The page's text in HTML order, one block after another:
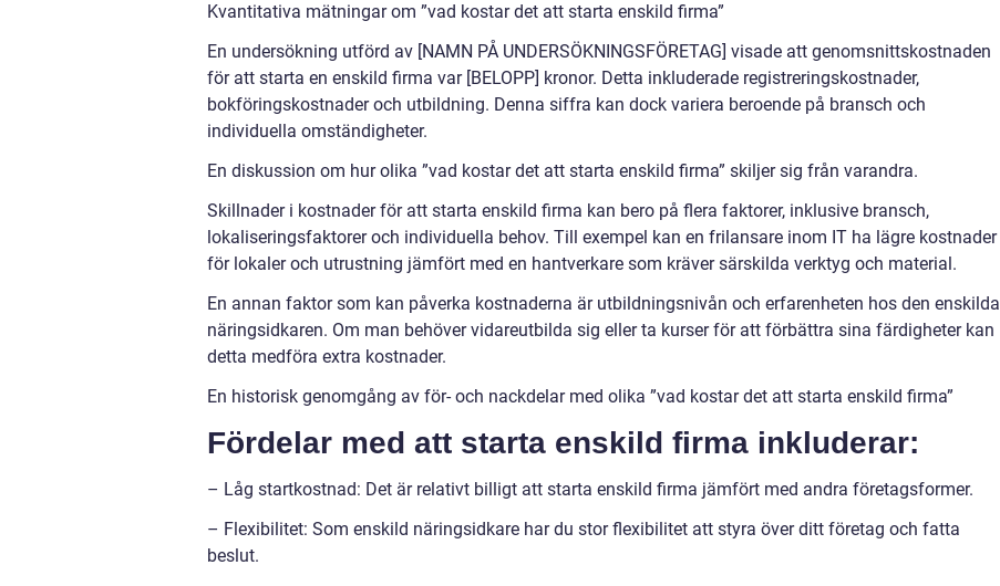
Kvantitativa mätningar om ”vad kostar det att starta enskild firma”
En undersökning utförd av [NAMN PÅ UNDERSÖKNINGSFÖRETAG] visade att genomsnittskostnaden
för att starta en enskild firma var [BELOPP] kronor. Detta inkluderade registreringskostnader,
bokföringskostnader och utbildning. Denna siffra kan dock variera beroende på bransch och
individuella omständigheter.
En diskussion om hur olika ”vad kostar det att starta enskild firma” skiljer sig från varandra.
Skillnader i kostnader för att starta enskild firma kan bero på flera faktorer, inklusive bransch,
lokaliseringsfaktorer och individuella behov. Till exempel kan en frilansare inom IT ha lägre kostnader
för lokaler och utrustning jämfört med en hantverkare som kräver särskilda verktyg och material.
En annan faktor som kan påverka kostnaderna är utbildningsnivån och erfarenheten hos den enskilda
näringsidkaren. Om man behöver vidareutbilda sig eller ta kurser för att förbättra sina färdigheter kan
detta medföra extra kostnader.
En historisk genomgång av för- och nackdelar med olika ”vad kostar det att starta enskild firma”
Fördelar med att starta enskild firma inkluderar:
– Låg startkostnad: Det är relativt billigt att starta enskild firma jämfört med andra företagsformer.
– Flexibilitet: Som enskild näringsidkare har du stor flexibilitet att styra över ditt företag och fatta
beslut.